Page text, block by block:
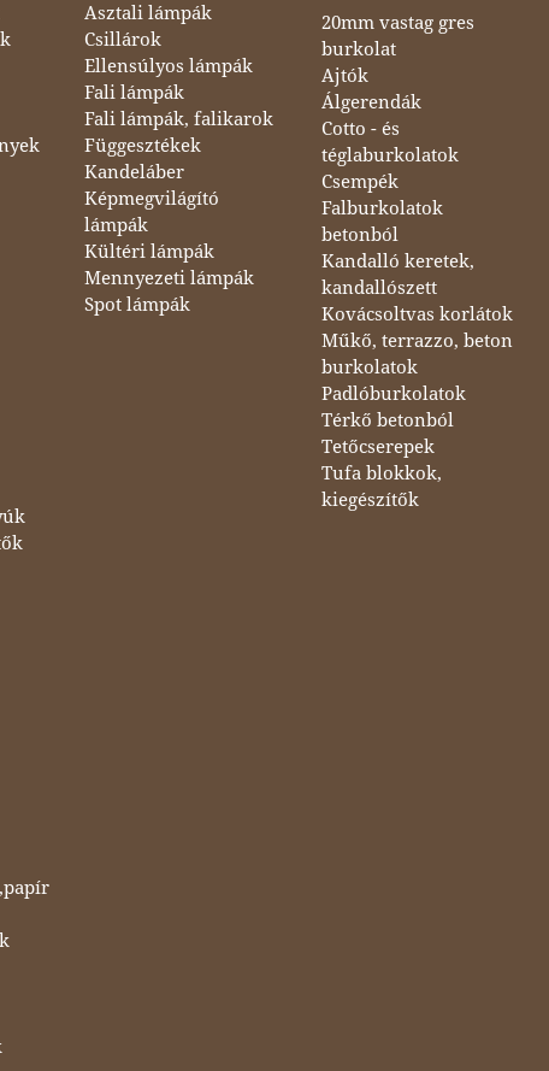
Asztali lámpák
Csillárok
Ellensúlyos lámpák
Fali lámpák
Fali lámpák, falikarok
Függesztékek
Kandeláber
Képmegvilágító
lámpák
Kültéri lámpák
Mennyezeti lámpák
Spot lámpák
20mm vastag gres
burkolat
Ajtók
Álgerendák
Cotto - és
téglaburkolatok
Csempék
Falburkolatok
betonból
Kandalló keretek,
kandallószett
Kovácsoltvas korlátok
Műkő, terrazzo, beton
burkolatok
Padlóburkolatok
Térkő betonból
Tetőcserepek
Tufa blokkok,
kiegészítők